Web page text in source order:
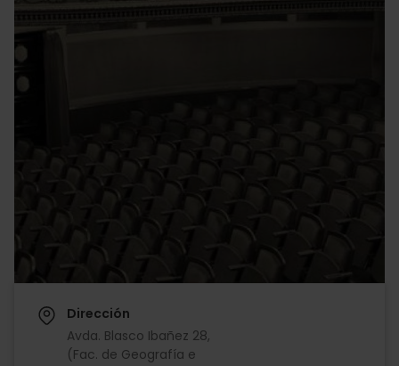
Dirección
Avda. Blasco Ibañez 28,
(Fac. de Geografía e